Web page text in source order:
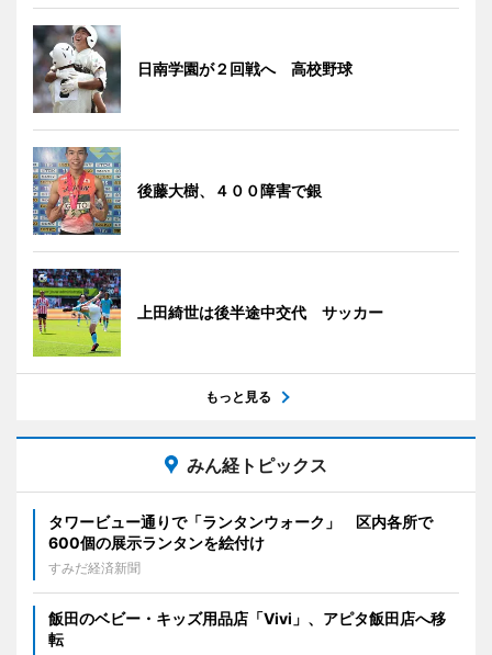
日南学園が２回戦へ 高校野球
後藤大樹、４００障害で銀
上田綺世は後半途中交代 サッカー
もっと見る
みん経トピックス
タワービュー通りで「ランタンウォーク」 区内各所で
600個の展示ランタンを絵付け
すみだ経済新聞
飯田のベビー・キッズ用品店「Vivi」、アピタ飯田店へ移
転